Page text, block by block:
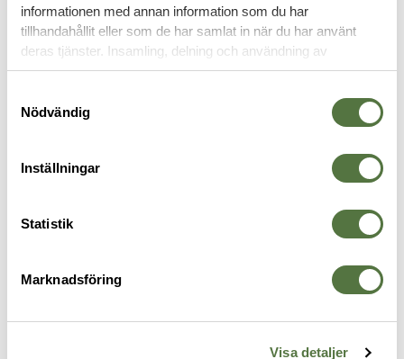
informationen med annan information som du har
tillhandahållit eller som de har samlat in när du har använt
deras tjänster. Insamling, delning och användning av
personuppgifter kan användas för personalisering av
Nödvändig
Inställningar
Statistik
Marknadsföring
Visa detaljer
TRÖJOR & T-SHIRTS
5.11 TACTICAL